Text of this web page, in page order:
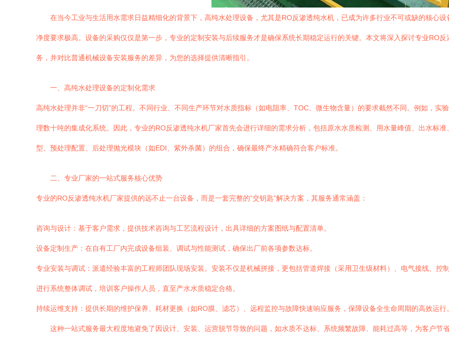
在当今工业与生活用水需求日益精细化的背景下，高纯水处理设备，尤其是RO反渗透纯水机，已成为许多行业不可或缺的核心
净度要求极高。设备的采购仅仅是第一步，专业的定制安装与后续服务才是确保系统长期稳定运行的关键。本文将深入探讨专业RO
务，并对比普通机械设备安装服务的差异，为您的选择提供清晰指引。
一、高纯水处理设备的定制化需求
高纯水处理并非“一刀切”的工程。不同行业、不同生产环节对水质指标（如电阻率、TOC、微生物含量）的要求截然不同。例如，实
理数十吨的集成化系统。因此，专业的RO反渗透纯水机厂家首先会进行详细的需求分析，包括原水水质检测、用水量峰值、出水标
型、预处理配置、后处理抛光模块（如EDI、紫外杀菌）的组合，确保最终产水精确符合客户标准。
二、专业厂家的一站式服务核心优势
专业的RO反渗透纯水机厂家提供的远不止一台设备，而是一套完整的“交钥匙”解决方案，其服务通常涵盖：
咨询与设计：基于客户需求，提供技术咨询与工艺流程设计，出具详细的方案图纸与配置清单。
设备定制生产：在自有工厂内完成设备组装、调试与性能测试，确保出厂前各项参数达标。
专业安装与调试：派遣经验丰富的工程师团队现场安装。安装不仅是机械拼接，更包括管道焊接（采用卫生级材料）、电气接线、控
进行系统整体调试，培训客户操作人员，直至产水水质稳定合格。
持续运维支持：提供长期的维护保养、耗材更换（如RO膜、滤芯）、远程监控与故障快速响应服务，保障设备全生命周期的高效运行
这种一站式服务最大程度地避免了因设计、安装、运营脱节导致的问题，如水质不达标、系统频繁故障、能耗过高等，为客户节